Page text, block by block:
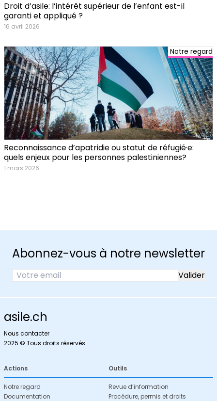
Droit d’asile: l’intérêt supérieur de l’enfant est-il
garanti et appliqué ?
16 avril 2026
Notre regard
Reconnaissance d’apatridie ou statut de réfugié·e:
quels enjeux pour les personnes palestiniennes?
1 mars 2026
Abonnez-vous à notre newsletter
asile.ch
Nous contacter
2025 © Tous droits réservés
Actions
Notre regard
Documentation
Outils
Revue d’information
Procédure, permis et droits